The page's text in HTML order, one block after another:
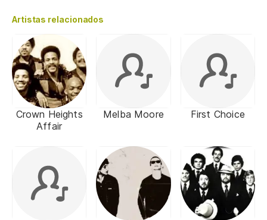
Artistas relacionados
Crown Heights
Affair
Melba Moore First Choice